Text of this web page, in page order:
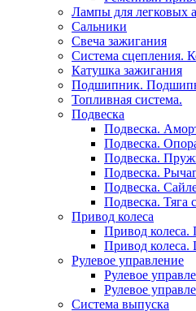
Лампы для легковых
Сальники
Свеча зажигания
Система сцепления.
Катушка зажигания
Подшипник.
Топливная система.
Подвеска
Подвеска.
Подвеска.
Подвеска.
Подвеска.
Подвеска.
Подвеска. Тяга
Привод колеса
Привод колеса.
Привод
Рулевое управление
Рулевое
Рулевое
Система выпуска